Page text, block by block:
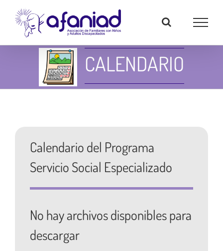
content
CALENDARIO
Calendario del Programa
Servicio Social Especializado
No hay archivos disponibles para
descargar